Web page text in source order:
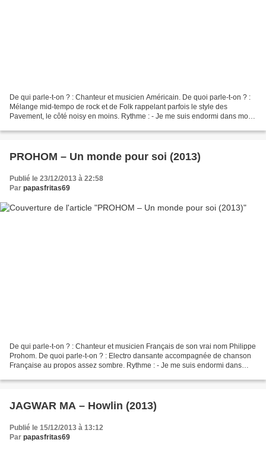
De qui parle-t-on ? : Chanteur et musicien Américain. De quoi parle-t-on ? :
Mélange mid-tempo de rock et de Folk rappelant parfois le style des
Pavement, le côté noisy en moins. Rythme : - Je me suis endormi dans mon
PROHOM – Un monde pour soi (2013)
Publié le 23/12/2013 à 22:58
Par papasfritas69
De qui parle-t-on ? : Chanteur et musicien Français de son vrai nom Philippe
Prohom. De quoi parle-t-on ? : Electro dansante accompagnée de chanson
Française au propos assez sombre. Rythme : - Je me suis endormi dans
JAGWAR MA – Howlin (2013)
Publié le 15/12/2013 à 13:12
Par papasfritas69